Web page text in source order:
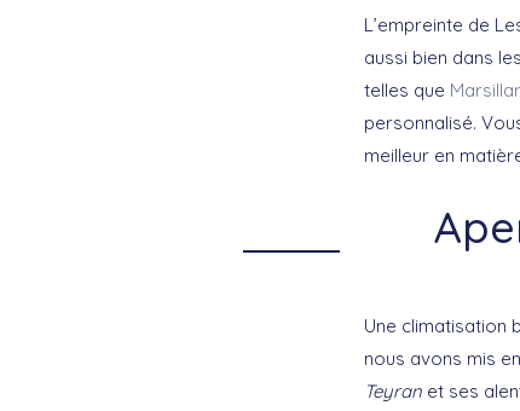
L’empreinte de
aussi bien dans
telles que
personnalisé.
meilleur en
Une climatisation
nous avons mis
Teyran et ses